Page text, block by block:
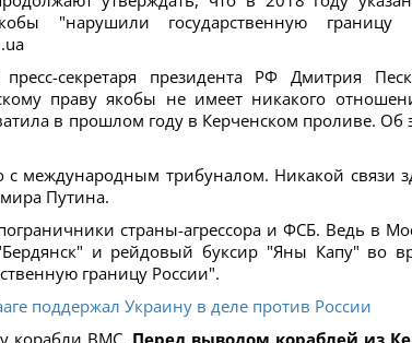
"нарушили государственную границу
секретаря президента РФ Дмитрия
праву якобы не имеет никакого
в прошлом году в Керченском проливе. Об
с международным трибуналом. Никакой связи
Путина.
страны-агрессора и ФСБ. Ведь в
и рейдовый буксир "Яны Капу" во
границу России".
поддержал Украину в деле против России
корабли ВМС. Перед выводом кораблей из